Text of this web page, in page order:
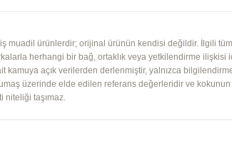
muadil ürünlerdir; orijinal ürünün kendisi değildir. İlgili
herhangi bir bağ, ortaklık veya yetkilendirme ilişkisi
açık verilerden derlenmiştir, yalnızca bilgilendirme
üzerinde elde edilen referans değerleridir ve kokunun
niteliği taşımaz.